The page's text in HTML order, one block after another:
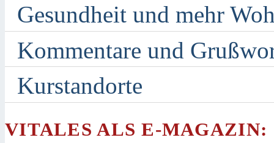
Gesundheit und mehr
Kommentare und
Kurstandorte
VITALES ALS E-MAGAZIN: